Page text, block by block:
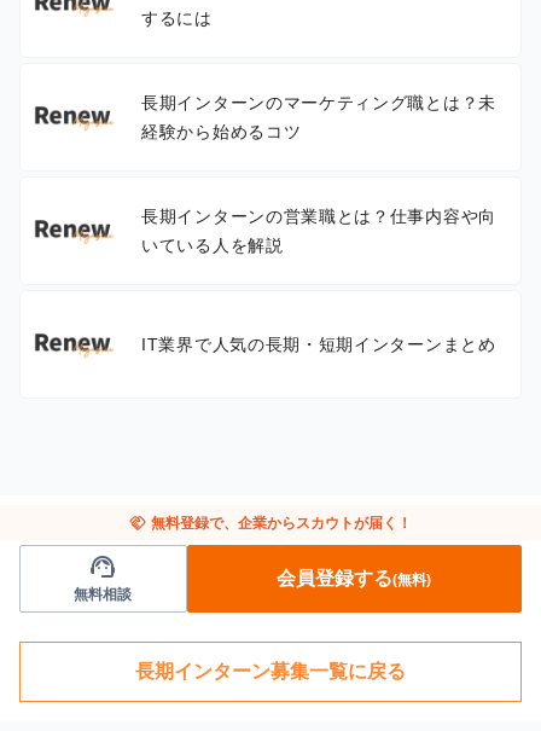
するには
長期インターンのマーケティング職とは？未
経験から始めるコツ
長期インターンの営業職とは？仕事内容や向
いている人を解説
IT業界で人気の長期・短期インターンまとめ
handshake 無料登録で、企業からスカウトが届く！
support_agent
無料相談
会員登録する(無料)
長期インターン募集一覧に戻る